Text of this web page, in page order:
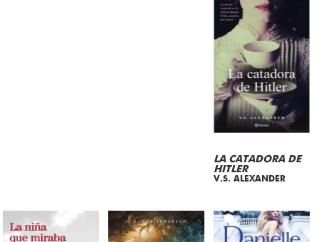
LA CATADORA DE
HITLER
V.S. ALEXANDER